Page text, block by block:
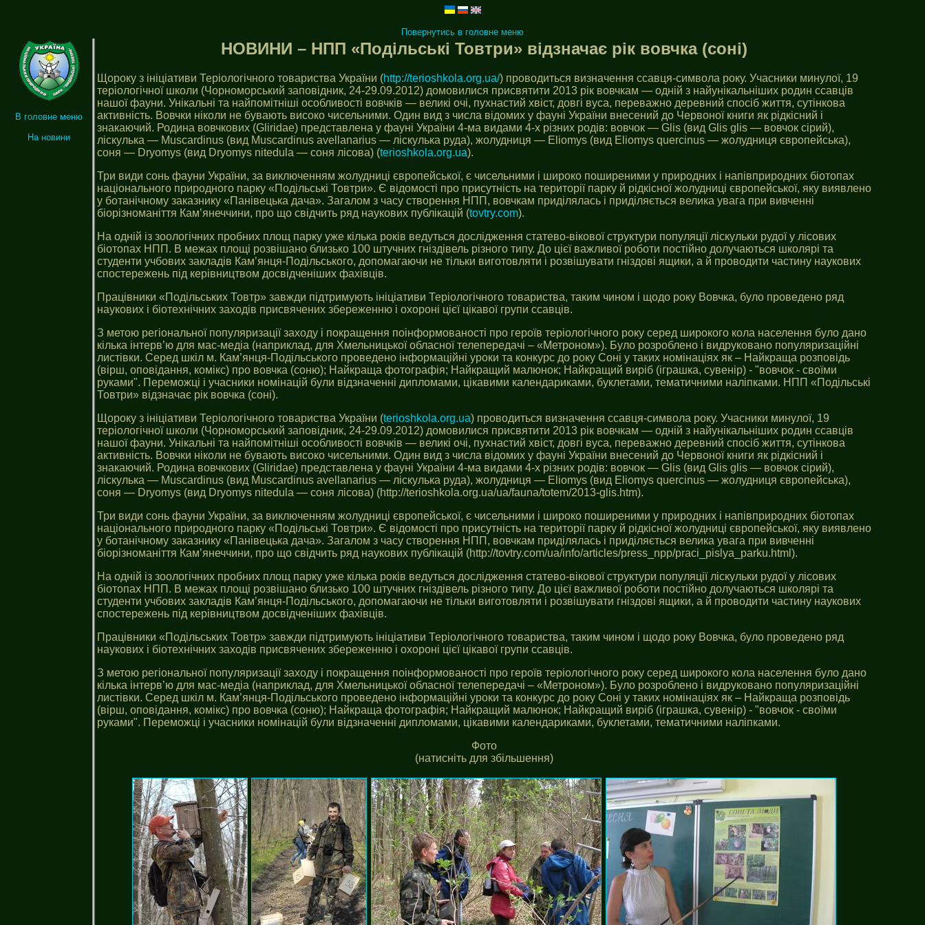
Повернутись в головне меню
В головне меню
На новини
НОВИНИ – НПП «Подільські Товтри» відзначає рік вовчка (соні)
Щороку з ініціативи Теріологічного товариства України (http://terioshkola.org.ua/) проводиться визначення ссавця-символа року. Учасники минулої, 19
теріологічної школи (Чорноморський заповідник, 24-29.09.2012) домовилися присвятити 2013 рік вовчкам — одній з найунікальніших родин ссавців
нашої фауни. Унікальні та найпомітніші особливості вовчків — великі очі, пухнастий хвіст, довгі вуса, переважно деревний спосіб життя, сутінкова
активність. Вовчки ніколи не бувають високо чисельними. Один вид з числа відомих у фауні України внесений до Червоної книги як рідкісний і
знакаючий. Родина вовчкових (Gliridae) представлена у фауні України 4-ма видами 4-х різних родів: вовчок — Glis (вид Glis glis — вовчок сірий),
ліскулька — Muscardinus (вид Muscardinus avellanarius — ліскулька руда), жолудниця — Eliomys (вид Eliomys quercinus — жолудниця європейська),
соня — Dryomys (вид Dryomys nitedula — соня лісова) (terioshkola.org.ua).
Три види сонь фауни України, за виключенням жолудниці європейської, є чисельними і широко поширеними у природних і напівприродних біотопах
національного природного парку «Подільські Товтри». Є відомості про присутність на території парку й рідкісної жолудниці європейської, яку виявлено
у ботанічному заказнику «Панівецька дача». Загалом з часу створення НПП, вовчкам приділялась і приділяється велика увага при вивченні
біорізноманіття Кам’янеччини, про що свідчить ряд наукових публікацій (tovtry.com).
На одній із зоологічних пробних площ парку уже кілька років ведуться дослідження статево-вікової структури популяції ліскульки рудої у лісових
біотопах НПП. В межах площі розвішано близько 100 штучних гніздівель різного типу. До цієї важливої роботи постійно долучаються школярі та
студенти учбових закладів Кам’янця-Подільського, допомагаючи не тільки виготовляти і розвішувати гніздові ящики, а й проводити частину наукових
спостережень під керівництвом досвідченіших фахівців.
Працівники «Подільських Товтр» завжди підтримують ініціативи Теріологічного товариства, таким чином і щодо року Вовчка, було проведено ряд
наукових і біотехнічних заходів присвячених збереженню і охороні цієї цікавої групи ссавців.
З метою регіональної популяризації заходу і покращення поінформованості про героїв теріологічного року серед широкого кола населення було дано
кілька інтерв’ю для мас-медіа (наприклад, для Хмельницької обласної телепередачі – «Метроном»). Було розроблено і видруковано популяризаційні
листівки. Серед шкіл м. Кам’янця-Подільського проведено інформаційні уроки та конкурс до року Соні у таких номінаціях як – Найкраща розповідь
(вірш, оповідання, комікс) про вовчка (соню); Найкраща фотографія; Найкращий малюнок; Найкращий виріб (іграшка, сувенір) - "вовчок - своїми
руками". Переможці і учасники номінацій були відзначенні дипломами, цікавими календариками, буклетами, тематичними наліпками. НПП «Подільські
Товтри» відзначає рік вовчка (соні).
Щороку з ініціативи Теріологічного товариства України (terioshkola.org.ua) проводиться визначення ссавця-символа року. Учасники минулої, 19
теріологічної школи (Чорноморський заповідник, 24-29.09.2012) домовилися присвятити 2013 рік вовчкам — одній з найунікальніших родин ссавців
нашої фауни. Унікальні та найпомітніші особливості вовчків — великі очі, пухнастий хвіст, довгі вуса, переважно деревний спосіб життя, сутінкова
активність. Вовчки ніколи не бувають високо чисельними. Один вид з числа відомих у фауні України внесений до Червоної книги як рідкісний і
знакаючий. Родина вовчкових (Gliridae) представлена у фауні України 4-ма видами 4-х різних родів: вовчок — Glis (вид Glis glis — вовчок сірий),
ліскулька — Muscardinus (вид Muscardinus avellanarius — ліскулька руда), жолудниця — Eliomys (вид Eliomys quercinus — жолудниця європейська),
соня — Dryomys (вид Dryomys nitedula — соня лісова) (http://terioshkola.org.ua/ua/fauna/totem/2013-glis.htm).
Три види сонь фауни України, за виключенням жолудниці європейської, є чисельними і широко поширеними у природних і напівприродних біотопах
національного природного парку «Подільські Товтри». Є відомості про присутність на території парку й рідкісної жолудниці європейської, яку виявлено
у ботанічному заказнику «Панівецька дача». Загалом з часу створення НПП, вовчкам приділялась і приділяється велика увага при вивченні
біорізноманіття Кам’янеччини, про що свідчить ряд наукових публікацій (http://tovtry.com/ua/info/articles/press_npp/praci_pislya_parku.html).
На одній із зоологічних пробних площ парку уже кілька років ведуться дослідження статево-вікової структури популяції ліскульки рудої у лісових
біотопах НПП. В межах площі розвішано близько 100 штучних гніздівель різного типу. До цієї важливої роботи постійно долучаються школярі та
студенти учбових закладів Кам’янця-Подільського, допомагаючи не тільки виготовляти і розвішувати гніздові ящики, а й проводити частину наукових
спостережень під керівництвом досвідченіших фахівців.
Працівники «Подільських Товтр» завжди підтримують ініціативи Теріологічного товариства, таким чином і щодо року Вовчка, було проведено ряд
наукових і біотехнічних заходів присвячених збереженню і охороні цієї цікавої групи ссавців.
З метою регіональної популяризації заходу і покращення поінформованості про героїв теріологічного року серед широкого кола населення було дано
кілька інтерв’ю для мас-медіа (наприклад, для Хмельницької обласної телепередачі – «Метроном»). Було розроблено і видруковано популяризаційні
листівки. Серед шкіл м. Кам’янця-Подільського проведено інформаційні уроки та конкурс до року Соні у таких номінаціях як – Найкраща розповідь
(вірш, оповідання, комікс) про вовчка (соню); Найкраща фотографія; Найкращий малюнок; Найкращий виріб (іграшка, сувенір) - "вовчок - своїми
руками". Переможці і учасники номінацій були відзначенні дипломами, цікавими календариками, буклетами, тематичними наліпками.
Фото
(натисніть для збільшення)